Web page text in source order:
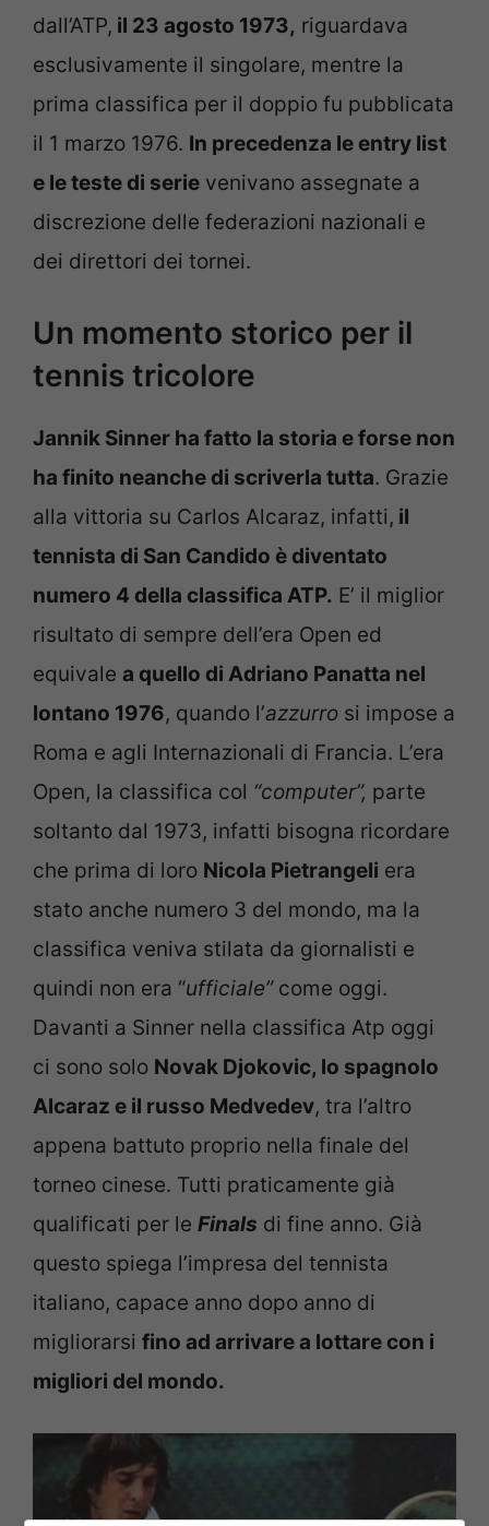
dall’ATP, il 23 agosto 1973, riguardava
esclusivamente il singolare, mentre la
prima classifica per il doppio fu pubblicata
il 1 marzo 1976. In precedenza le entry list
e le teste di serie venivano assegnate a
discrezione delle federazioni nazionali e
dei direttori dei tornei.
Un momento storico per il
tennis tricolore
Jannik Sinner ha fatto la storia e forse non
ha finito neanche di scriverla tutta. Grazie
alla vittoria su Carlos Alcaraz, infatti, il
tennista di San Candido è diventato
numero 4 della classifica ATP. E’ il miglior
risultato di sempre dell’era Open ed
equivale a quello di Adriano Panatta nel
lontano 1976, quando l’azzurro si impose a
Roma e agli Internazionali di Francia. L’era
Open, la classifica col “computer”, parte
soltanto dal 1973, infatti bisogna ricordare
che prima di loro Nicola Pietrangeli era
stato anche numero 3 del mondo, ma la
classifica veniva stilata da giornalisti e
quindi non era “ufficiale”come oggi.
Davanti a Sinner nella classifica Atp oggi
ci sono solo Novak Djokovic, lo spagnolo
Alcaraz e il russo Medvedev, tra l’altro
appena battuto proprio nella finale del
torneo cinese. Tutti praticamente già
qualificati per le Finals di fine anno. Già
questo spiega l’impresa del tennista
italiano, capace anno dopo anno di
migliorarsi fino ad arrivare a lottare con i
migliori del mondo.